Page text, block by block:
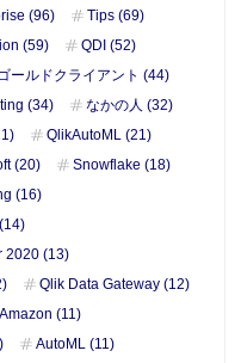
(96)
Tips (69)
(59)
QDI (52)
ルドクライアント (44)
(34)
なかの人 (32)
QlikAutoML (21)
(20)
Snowflake (18)
(16)
2020 (13)
Qlik Data Gateway (12)
Amazon (11)
AutoML (11)